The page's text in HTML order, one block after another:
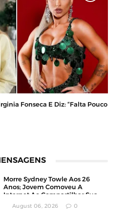
Fonseca E Diz: “Falta Pouco
Morre Sydney Towle Aos 26
Anos; Jovem Comoveu A
Internet Ao Compartilhar Sua
Luta Contra O Câncer
August 06, 2026 0